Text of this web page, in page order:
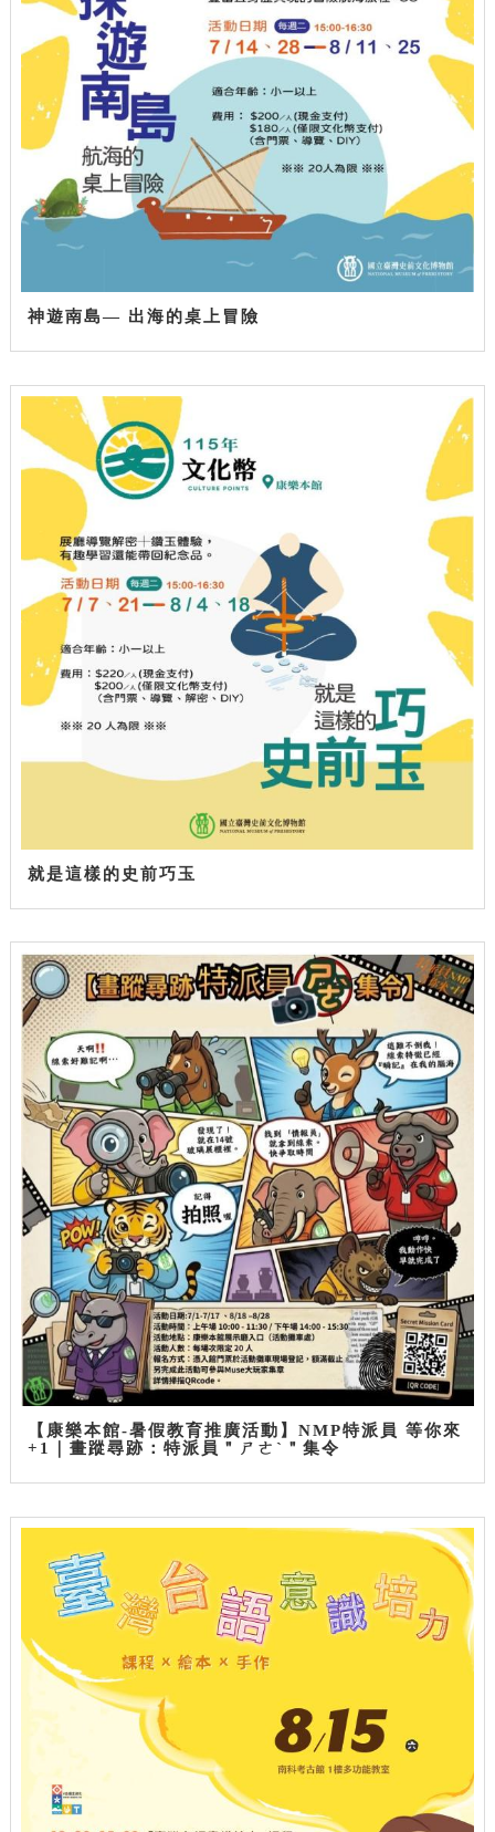
神遊南島— 出海的桌上冒險
就是這樣的史前巧玉
【康樂本館-暑假教育推廣活動】NMP特派員 等你來
+1｜畫蹤尋跡：特派員＂ㄕㄜˋ＂集令